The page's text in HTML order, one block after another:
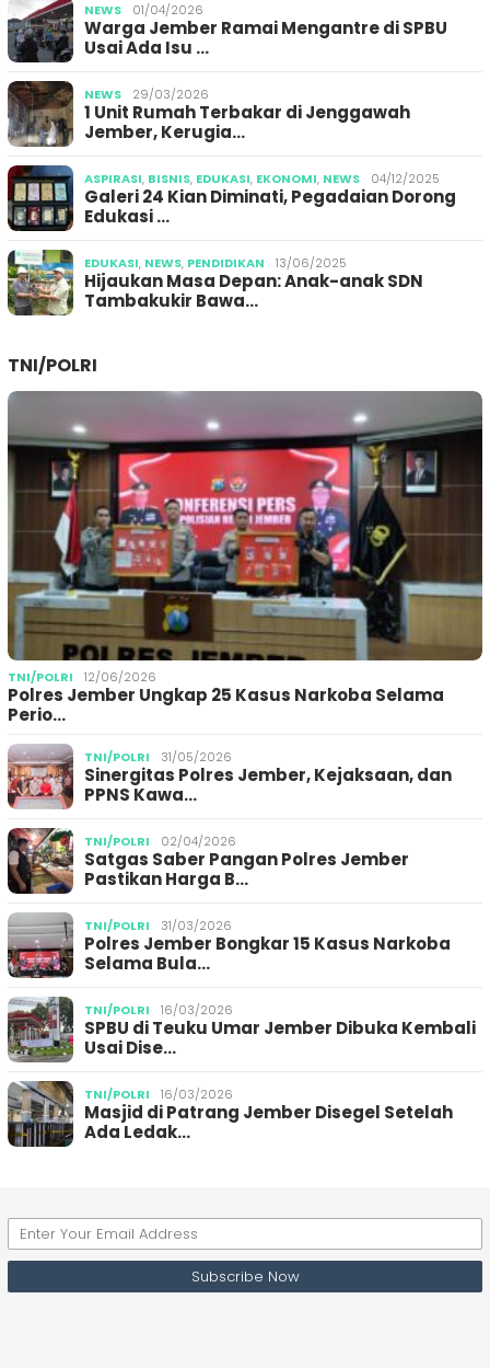
NEWS 01/04/2026
Warga Jember Ramai Mengantre di SPBU
Usai Ada Isu …
NEWS 29/03/2026
1 Unit Rumah Terbakar di Jenggawah
Jember, Kerugia…
ASPIRASI, BISNIS, EDUKASI, EKONOMI, NEWS 04/12/2025
Galeri 24 Kian Diminati, Pegadaian Dorong
Edukasi …
EDUKASI, NEWS, PENDIDIKAN 13/06/2025
Hijaukan Masa Depan: Anak-anak SDN
Tambakukir Bawa…
TNI/POLRI
TNI/POLRI 12/06/2026
Polres Jember Ungkap 25 Kasus Narkoba Selama
Perio…
TNI/POLRI 31/05/2026
Sinergitas Polres Jember, Kejaksaan, dan
PPNS Kawa…
TNI/POLRI 02/04/2026
Satgas Saber Pangan Polres Jember
Pastikan Harga B…
TNI/POLRI 31/03/2026
Polres Jember Bongkar 15 Kasus Narkoba
Selama Bula…
TNI/POLRI 16/03/2026
SPBU di Teuku Umar Jember Dibuka Kembali
Usai Dise…
TNI/POLRI 16/03/2026
Masjid di Patrang Jember Disegel Setelah
Ada Ledak…